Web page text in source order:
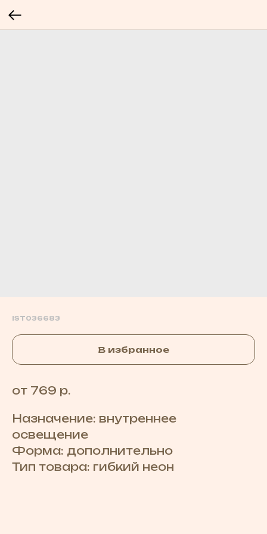
IST036683
В избранное
от 769 р.
Назначение: внутреннее
освещение
Форма: дополнительно
Тип товара: гибкий неон